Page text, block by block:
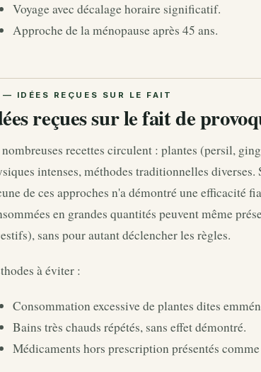
Voyage avec décalage horaire significatif.
Approche de la ménopause après 45 ans.
reçues sur le fait de
recettes circulent : plantes (persil,
intenses, méthodes traditionnelles
de ces approches n'a démontré une efficacité
en grandes quantités peuvent même
sans pour autant déclencher les règles.
à éviter :
Consommation excessive de plantes dites
Bains très chauds répétés, sans effet démontré.
Médicaments hors prescription présentés